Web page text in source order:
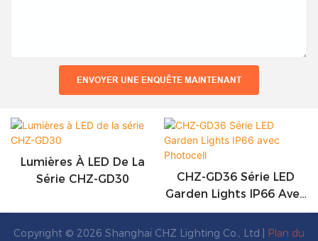
ENVOYER UNE ENQUÊTE MAINTENANT
Lumières À LED De La
Série CHZ-GD30
CHZ-GD36 Série LED
Garden Lights IP66 Avec
Photocell
Copyright © 2026 Shanghai CHZ Lighting Co., Ltd | Plan du